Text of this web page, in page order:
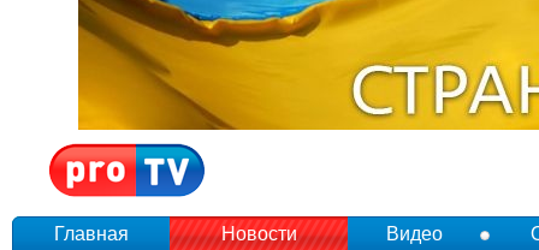
Главная Новости Видео